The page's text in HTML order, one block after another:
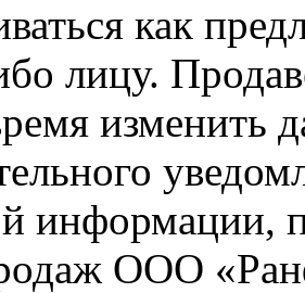
как
лицу.
изменить
информации,
ООО